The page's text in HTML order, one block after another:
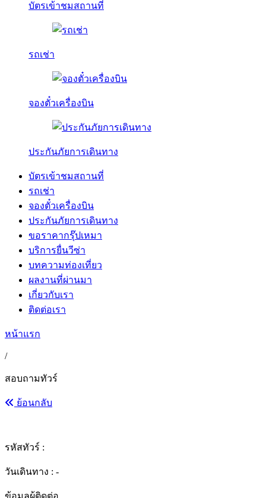
บัตรเข้าชมสถานที่
รถเช่า
จองตั๋วเครื่องบิน
ประกันภัยการเดินทาง
บัตรเข้าชมสถานที่
รถเช่า
จองตั๋วเครื่องบิน
ประกันภัยการเดินทาง
ขอราคากรุ๊ปเหมา
บริการยื่นวีซ่า
บทความท่องเที่ยว
ผลงานที่ผ่านมา
เกี่ยวกับเรา
ติดต่อเรา
หน้าแรก
/
สอบถามทัวร์
ย้อนกลับ
รหัสทัวร์ :
วันเดินทาง : -
ข้อมูลผู้ติดต่อ